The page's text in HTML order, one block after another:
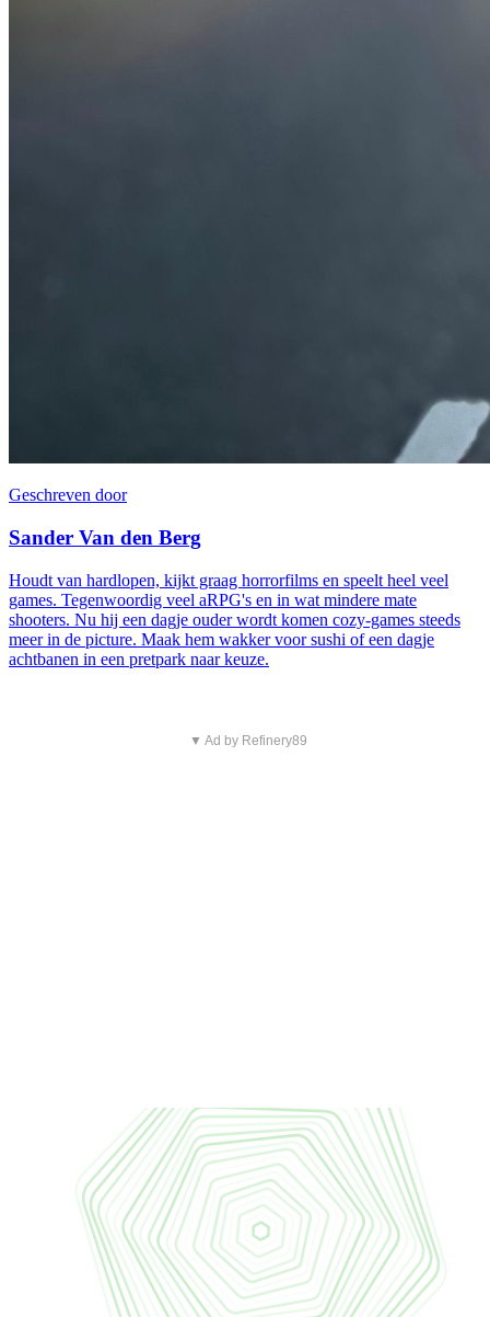
Geschreven door
Sander Van den Berg
Houdt van hardlopen, kijkt graag horrorfilms en speelt heel veel
games. Tegenwoordig veel aRPG's en in wat mindere mate
shooters. Nu hij een dagje ouder wordt komen cozy-games steeds
meer in de picture. Maak hem wakker voor sushi of een dagje
achtbanen in een pretpark naar keuze.
▼ Ad by Refinery89